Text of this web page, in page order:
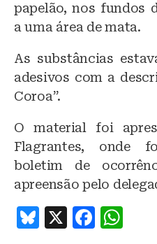
papelão, nos fundos
a uma área de mata.
As substâncias
adesivos com a
Coroa”.
O material foi
Flagrantes, onde
boletim de
apreensão pelo
B
X
F